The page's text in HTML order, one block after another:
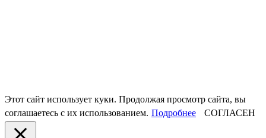
Этот сайт использует куки. Продолжая просмотр сайта, вы
соглашаетесь с их использованием. Подробнее СОГЛАСЕН